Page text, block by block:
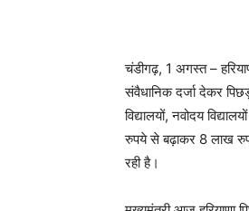
चंडीगढ़, 1 अगस्त –
संवैधानिक दर्जा देकर
विद्यालयों, नवोदय
रुपये से बढ़ाकर 8 लाख
रही है।